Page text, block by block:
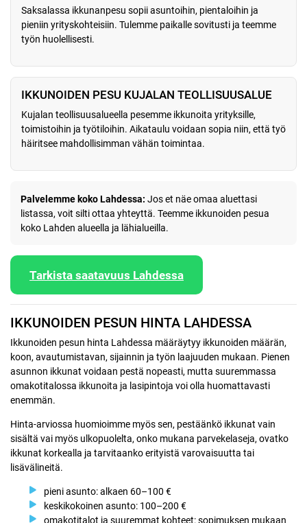
Saksalassa ikkunanpesu sopii asuntoihin, pientaloihin ja
pieniin yrityskohteisiin. Tulemme paikalle sovitusti ja teemme
työn huolellisesti.
IKKUNOIDEN PESU KUJALAN TEOLLISUUSALUE
Kujalan teollisuusalueella pesemme ikkunoita yrityksille,
toimistoihin ja työtiloihin. Aikataulu voidaan sopia niin, että työ
häiritsee mahdollisimman vähän toimintaa.
Palvelemme koko Lahdessa: Jos et näe omaa aluettasi
listassa, voit silti ottaa yhteyttä. Teemme ikkunoiden pesua
koko Lahden alueella ja lähialueilla.
Tarkista saatavuus Lahdessa
IKKUNOIDEN PESUN HINTA LAHDESSA
Ikkunoiden pesun hinta Lahdessa määräytyy ikkunoiden määrän,
koon, avautumistavan, sijainnin ja työn laajuuden mukaan. Pienen
asunnon ikkunat voidaan pestä nopeasti, mutta suuremmassa
omakotitalossa ikkunoita ja lasipintoja voi olla huomattavasti
enemmän.
Hinta-arviossa huomioimme myös sen, pestäänkö ikkunat vain
sisältä vai myös ulkopuolelta, onko mukana parvekelaseja, ovatko
ikkunat korkealla ja tarvitaanko erityistä varovaisuutta tai
lisävälineitä.
pieni asunto: alkaen 60–100 €
keskikokoinen asunto: 100–200 €
omakotitalot ja suuremmat kohteet: sopimuksen mukaan